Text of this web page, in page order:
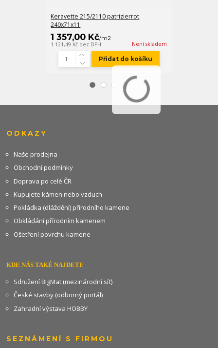
Keravette 215/2110 patrizierrot
240x71x11
1 357,00 Kč/m2
1 121,49 Kč bez DPH Není skladem
Přidat do košíku
ODKAZY
Naše prodejna
Obchodní podmínky
Doprava po celé ČR
Kupujete kámen nebo vzduch
Pokládka (dláždění) přírodního kamene
Obkládání přírodním kamenem
Ošetření povrchu kamene
KDE NÁS TAKÉ NAJDETE
Sdružení BIgMat (mezinárodní síť)
České stavby (odborný portál)
Zahradní výstava HOBBY
SEZNÁMENÍ S FIRMOU